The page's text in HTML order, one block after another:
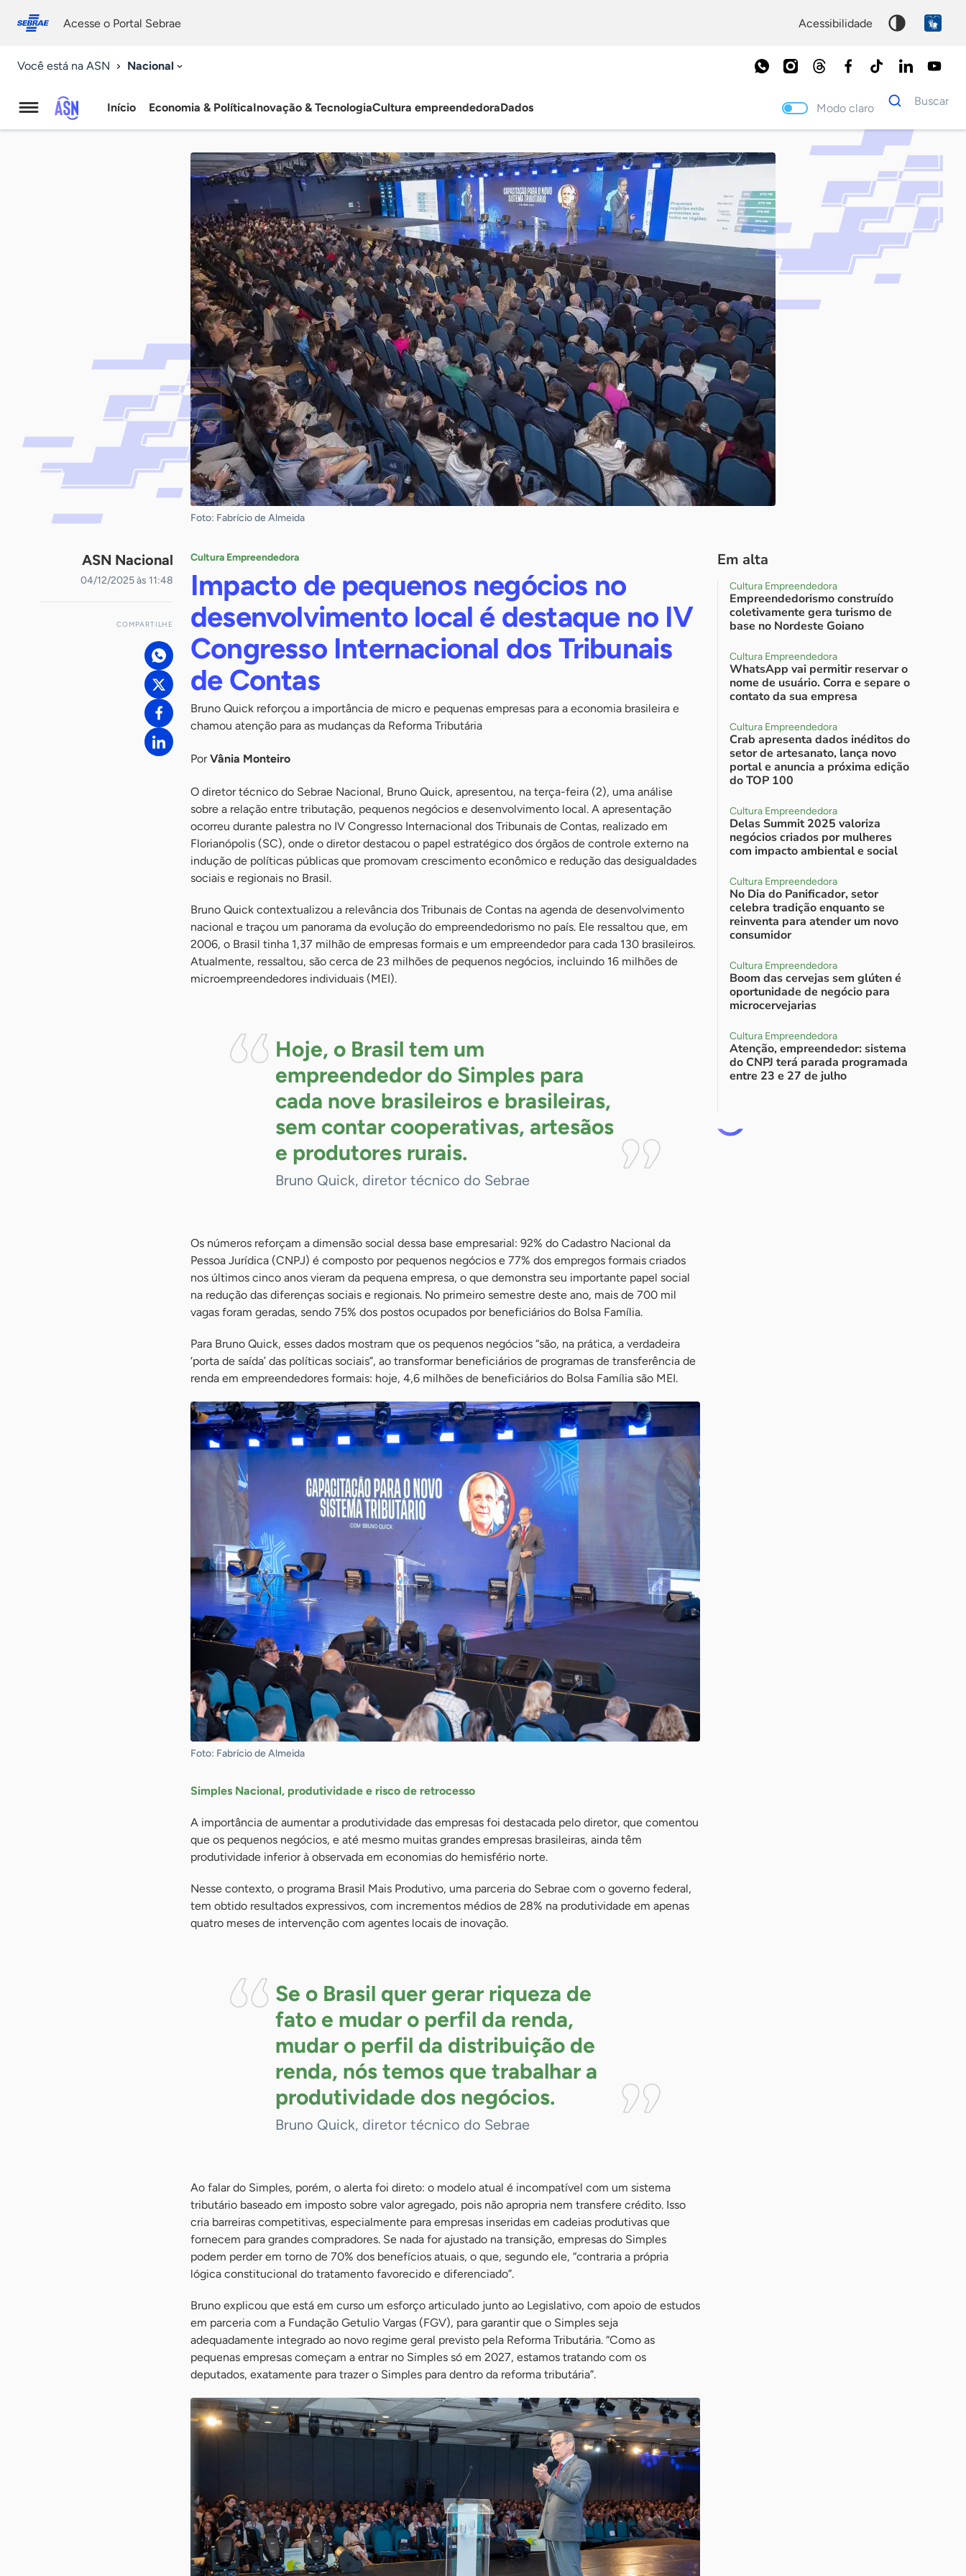
conosco
Acesse o Portal Sebrae acessibilidade
Você está na ASN Nacional
Agência
Início Economia & PolíticaInovação & TecnologiaCultura empreendedoraDados Modo claro
Dados
para
Buscar
Palavra
chave
Foto: Fabrício de Almeida
ASN Nacional
04/12/2025 às 11:48
COMPARTILHE
Cultura Empreendedora
Impacto de pequenos negócios no
desenvolvimento local é destaque no IV
Congresso Internacional dos Tribunais
de Contas
Bruno Quick reforçou a importância de micro e pequenas empresas para a economia brasileira e
chamou atenção para as mudanças da Reforma Tributária
PorVânia Monteiro
O diretor técnico do Sebrae Nacional, Bruno Quick, apresentou, na terça-feira (2), uma análise
sobre a relação entre tributação, pequenos negócios e desenvolvimento local. A apresentação
ocorreu durante palestra no IV Congresso Internacional dos Tribunais de Contas, realizado em
Florianópolis (SC), onde o diretor destacou o papel estratégico dos órgãos de controle externo na
indução de políticas públicas que promovam crescimento econômico e redução das desigualdades
sociais e regionais no Brasil.
Bruno Quick contextualizou a relevância dos Tribunais de Contas na agenda de desenvolvimento
nacional e traçou um panorama da evolução do empreendedorismo no país. Ele ressaltou que, em
2006, o Brasil tinha 1,37 milhão de empresas formais e um empreendedor para cada 130 brasileiros.
Atualmente, ressaltou, são cerca de 23 milhões de pequenos negócios, incluindo 16 milhões de
microempreendedores individuais (MEI).
Hoje, o Brasil tem um
empreendedor do Simples para
cada nove brasileiros e brasileiras,
sem contar cooperativas, artesãos
e produtores rurais.
Bruno Quick, diretor técnico do Sebrae
Os números reforçam a dimensão social dessa base empresarial: 92% do Cadastro Nacional da
Pessoa Jurídica (CNPJ) é composto por pequenos negócios e 77% dos empregos formais criados
nos últimos cinco anos vieram da pequena empresa, o que demonstra seu importante papel social
na redução das diferenças sociais e regionais. No primeiro semestre deste ano, mais de 700 mil
vagas foram geradas, sendo 75% dos postos ocupados por beneficiários do Bolsa Família.
Para Bruno Quick, esses dados mostram que os pequenos negócios “são, na prática, a verdadeira
‘porta de saída’ das políticas sociais”, ao transformar beneficiários de programas de transferência de
renda em empreendedores formais: hoje, 4,6 milhões de beneficiários do Bolsa Família são MEI.
Foto: Fabrício de Almeida
Simples Nacional, produtividade e risco de retrocesso
A importância de aumentar a produtividade das empresas foi destacada pelo diretor, que comentou
que os pequenos negócios, e até mesmo muitas grandes empresas brasileiras, ainda têm
produtividade inferior à observada em economias do hemisfério norte.
Nesse contexto, o programa Brasil Mais Produtivo, uma parceria do Sebrae com o governo federal,
tem obtido resultados expressivos, com incrementos médios de 28% na produtividade em apenas
quatro meses de intervenção com agentes locais de inovação.
Se o Brasil quer gerar riqueza de
fato e mudar o perfil da renda,
mudar o perfil da distribuição de
renda, nós temos que trabalhar a
produtividade dos negócios.
Bruno Quick, diretor técnico do Sebrae
Ao falar do Simples, porém, o alerta foi direto: o modelo atual é incompatível com um sistema
tributário baseado em imposto sobre valor agregado, pois não apropria nem transfere crédito. Isso
cria barreiras competitivas, especialmente para empresas inseridas em cadeias produtivas que
fornecem para grandes compradores. Se nada for ajustado na transição, empresas do Simples
podem perder em torno de 70% dos benefícios atuais, o que, segundo ele, “contraria a própria
lógica constitucional do tratamento favorecido e diferenciado”.
Bruno explicou que está em curso um esforço articulado junto ao Legislativo, com apoio de estudos
em parceria com a Fundação Getulio Vargas (FGV), para garantir que o Simples seja
adequadamente integrado ao novo regime geral previsto pela Reforma Tributária. “Como as
pequenas empresas começam a entrar no Simples só em 2027, estamos tratando com os
deputados, exatamente para trazer o Simples para dentro da reforma tributária”.
Em alta
Cultura Empreendedora
Empreendedorismo construído
coletivamente gera turismo de
base no Nordeste Goiano
Cultura Empreendedora
WhatsApp vai permitir reservar o
nome de usuário. Corra e separe o
contato da sua empresa
Cultura Empreendedora
Crab apresenta dados inéditos do
setor de artesanato, lança novo
portal e anuncia a próxima edição
do TOP 100
Cultura Empreendedora
Delas Summit 2025 valoriza
negócios criados por mulheres
com impacto ambiental e social
Cultura Empreendedora
No Dia do Panificador, setor
celebra tradição enquanto se
reinventa para atender um novo
consumidor
Cultura Empreendedora
Boom das cervejas sem glúten é
oportunidade de negócio para
microcervejarias
Cultura Empreendedora
Atenção, empreendedor: sistema
do CNPJ terá parada programada
entre 23 e 27 de julho